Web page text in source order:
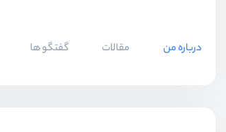
درباره من مقالات گفتگو ها